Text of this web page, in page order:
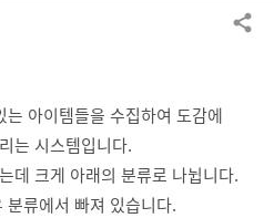
운
로
공유하기
아이템들을 수집하여 도감에
는 시스템입니다.
데 크게 아래의 분류로 나뉩니다.
류에서 빠져 있습니다.